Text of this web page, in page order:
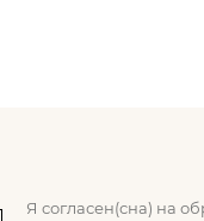
Я согласен(сна) на